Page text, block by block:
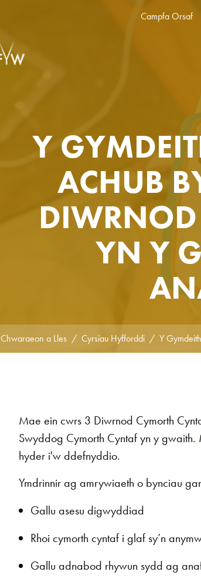
Campfa Orsaf
Y
ACHUB
DIWRNOD
YN Y
Chwaraeon a Lles Cyrsiau Hyfforddi Y
Mae ein cwrs 3 Diwrnod Cymorth
Swyddog Cymorth Cyntaf yn y
hyder i'w ddefnyddio.
Ymdrinnir ag amrywiaeth o bynciau
Gallu asesu digwyddiad
Rhoi cymorth cyntaf i glaf sy’n
Gallu adnabod rhywun sydd ag